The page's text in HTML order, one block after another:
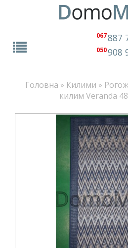
067887
050908
Головна » Килими »
килим Veranda